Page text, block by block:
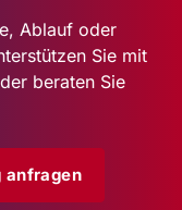
Ablauf oder
Sie mit
beraten Sie
anfragen